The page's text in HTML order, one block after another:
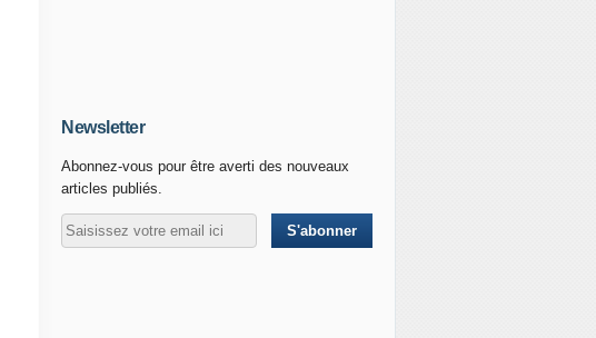
Newsletter
Abonnez-vous pour être averti des nouveaux
articles publiés.